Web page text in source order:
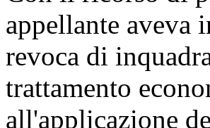
appellante aveva
revoca di
trattamento
all'applicazione